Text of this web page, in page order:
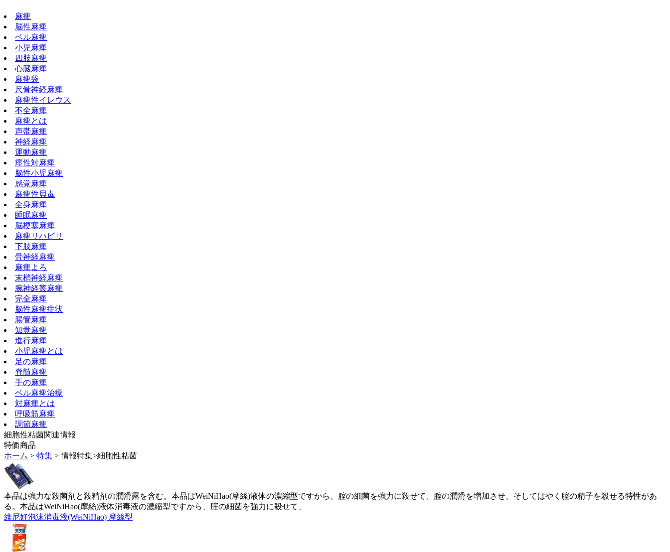
麻痺
脳性麻痺
ベル麻痺
小児麻痺
四肢麻痺
心臓麻痺
麻痺袋
尺骨神経麻痺
麻痺性イレウス
不全麻痺
麻痺とは
声帯麻痺
神経麻痺
運動麻痺
痙性対麻痺
脳性小児麻痺
感覚麻痺
麻痺性貝毒
全身麻痺
睡眠麻痺
脳梗塞麻痺
麻痺リハビリ
下肢麻痺
骨神経麻痺
麻痺よろ
末梢神経麻痺
腕神経叢麻痺
完全麻痺
脳性麻痺症状
腸管麻痺
知覚麻痺
進行麻痺
小児麻痺とは
足の麻痺
脊髄麻痺
手の麻痺
ベル麻痺治療
対麻痺とは
呼吸筋麻痺
調節麻痺
細胞性粘菌関連情報
特価商品
ホーム > 特集 > 情報特集>細胞性粘菌
本品は強力な殺菌剤と殺精剤の潤滑露を含む。本品はWeiNiHao(摩絲)液体の濃縮型ですから、腟の細菌を強力に殺せて、腟の潤滑を増加させ、そしてはやく腟の精子を殺せる特性があ
る。本品はWeiNiHao(摩絲)液体消毒液の濃縮型ですから、腟の細菌を強力に殺せて、
維尼好泡沫消毒液(WeiNiHao) 摩絲型